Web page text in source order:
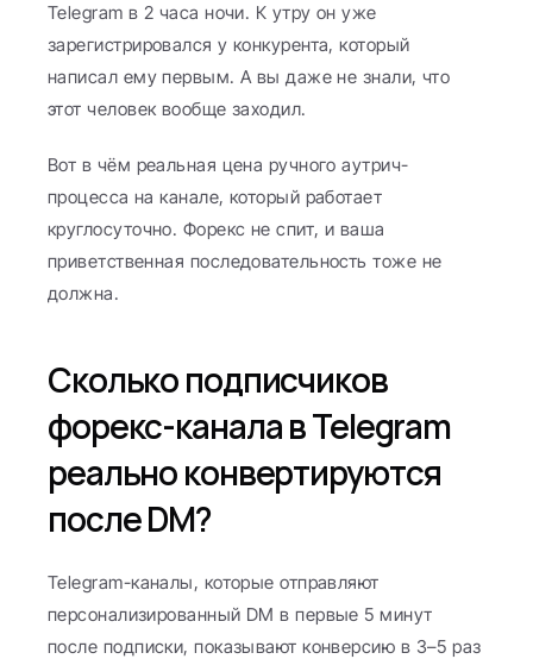
Telegram в 2 часа ночи. К утру он уже
зарегистрировался у конкурента, который
написал ему первым. А вы даже не знали, что
этот человек вообще заходил.
Вот в чём реальная цена ручного аутрич-
процесса на канале, который работает
круглосуточно. Форекс не спит, и ваша
приветственная последовательность тоже не
должна.
Сколько подписчиков
форекс-канала в Telegram
реально конвертируются
после DM?
Telegram-каналы, которые отправляют
персонализированный DM в первые 5 минут
после подписки, показывают конверсию в 3–5 раз